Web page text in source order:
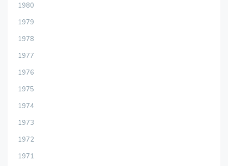
1980
1979
1978
1977
1976
1975
1974
1973
1972
1971